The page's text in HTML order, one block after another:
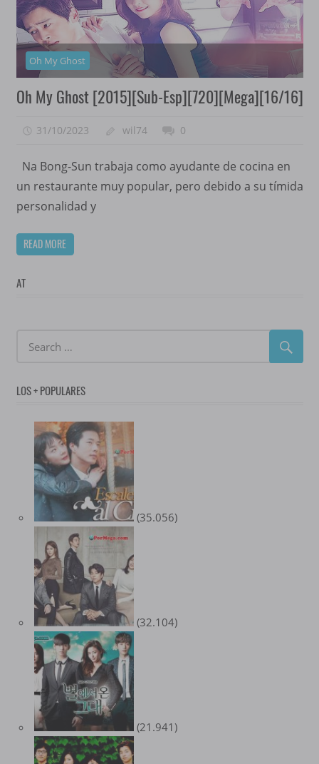
Oh My Ghost
Oh My Ghost [2015][Sub-Esp][720][Mega][16/16]
31/10/2023 wil74 0
Na Bong-Sun trabaja como ayudante de cocina en
un restaurante muy popular, pero debido a su tímida
personalidad y
READ MORE
AT
LOS + POPULARES
(35.056)
(32.104)
(21.941)